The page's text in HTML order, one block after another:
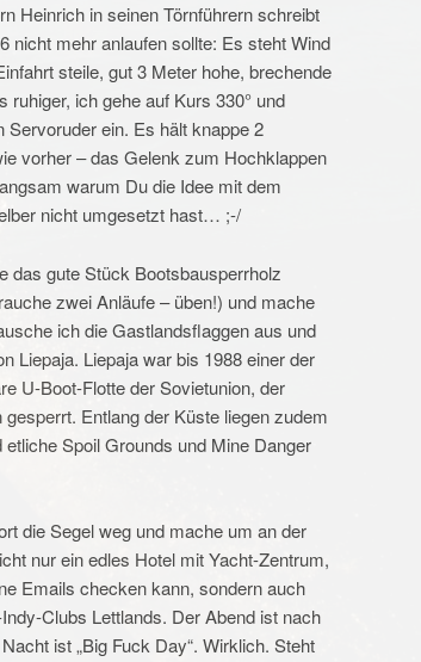
Heinrich in seinen Törnführern schreibt
nicht mehr anlaufen sollte: Es steht Wind
steile, gut 3 Meter hohe, brechende
ruhiger, ich gehe auf Kurs 330° und
ein. Es hält knappe 2
vorher – das Gelenk zum Hochklappen
warum Du die Idee mit dem
nicht umgesetzt hast… ;-/
das gute Stück Bootsbausperrholz
zwei Anläufe – üben!) und mache
ich die Gastlandsflaggen aus und
Liepaja. Liepaja war bis 1988 einer der
U-Boot-Flotte der Sovietunion, der
Entlang der Küste liegen zudem
Spoil Grounds und Mine Danger
die Segel weg und mache um an der
nur ein edles Hotel mit Yacht-Zentrum,
Emails checken kann, sondern auch
Clubs Lettlands. Der Abend ist nach
ist „Big Fuck Day“. Wirklich. Steht